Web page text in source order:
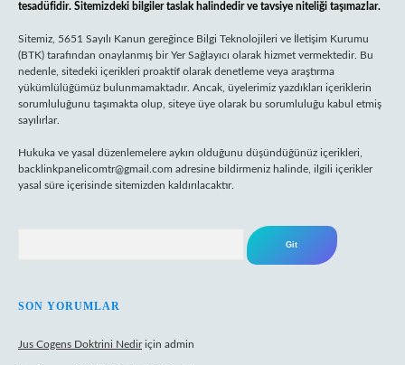
tesadüfidir. Sitemizdeki bilgiler taslak halindedir ve tavsiye niteliği taşımazlar.
Sitemiz, 5651 Sayılı Kanun gereğince Bilgi Teknolojileri ve İletişim Kurumu
(BTK) tarafından onaylanmış bir Yer Sağlayıcı olarak hizmet vermektedir. Bu
nedenle, sitedeki içerikleri proaktif olarak denetleme veya araştırma
yükümlülüğümüz bulunmamaktadır. Ancak, üyelerimiz yazdıkları içeriklerin
sorumluluğunu taşımakta olup, siteye üye olarak bu sorumluluğu kabul etmiş
sayılırlar.
Hukuka ve yasal düzenlemelere aykırı olduğunu düşündüğünüz içerikleri,
backlinkpanelicomtr@gmail.com adresine bildirmeniz halinde, ilgili içerikler
yasal süre içerisinde sitemizden kaldırılacaktır.
SON YORUMLAR
Jus Cogens Doktrini Nediriçin admin